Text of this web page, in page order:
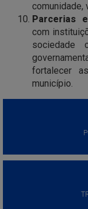
comunidade,
Parcerias
com
sociedade
fortalecer
município.